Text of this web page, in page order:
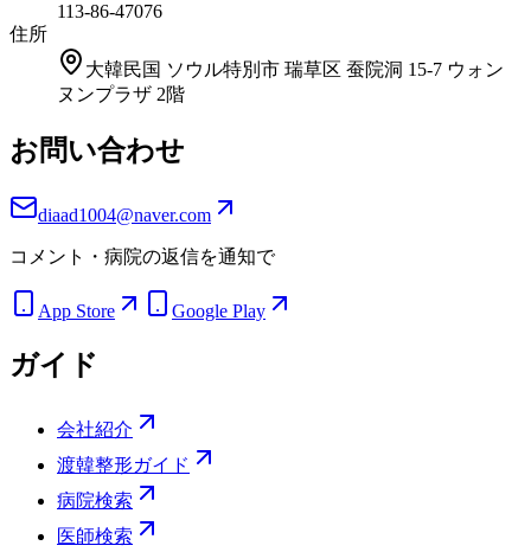
113-86-47076
住所
大韓民国 ソウル特別市 瑞草区 蚕院洞 15-7 ウォン
ヌンプラザ 2階
お問い合わせ
diaad1004@naver.com
コメント・病院の返信を通知で
App Store Google Play
ガイド
会社紹介
渡韓整形ガイド
病院検索
医師検索